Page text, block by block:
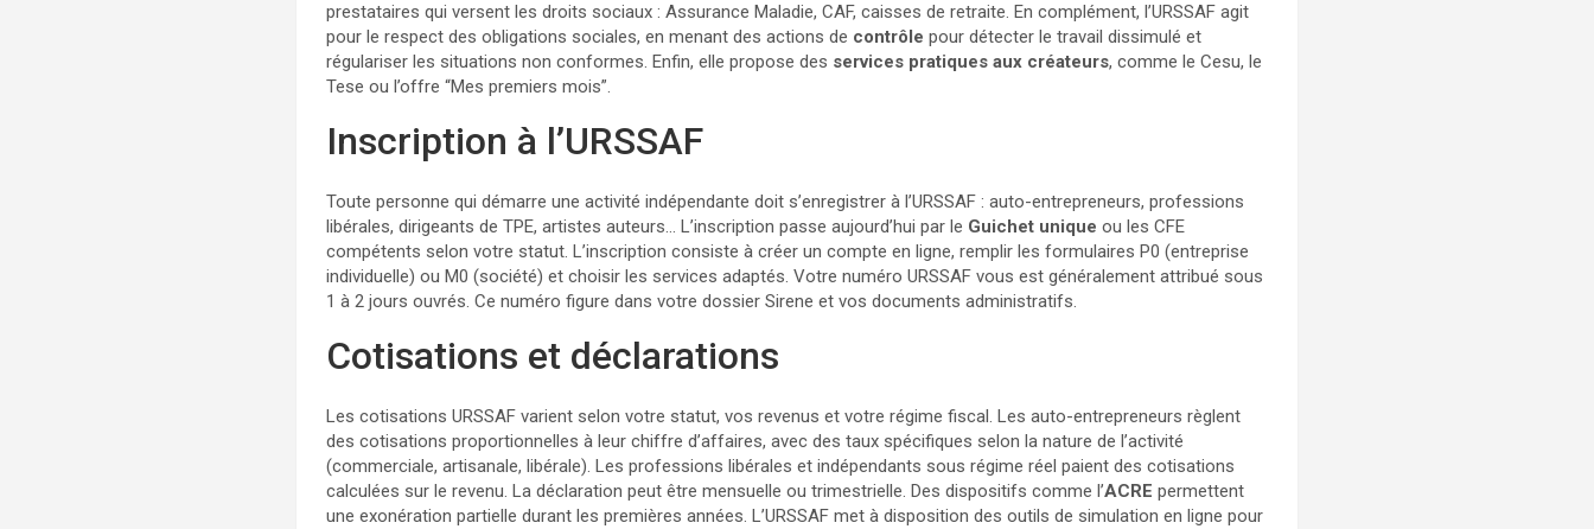
prestataires qui versent les droits sociaux : Assurance Maladie, CAF, caisses de retraite. En complément, l’URSSAF agit
pour le respect des obligations sociales, en menant des actions de contrôle pour détecter le travail dissimulé et
régulariser les situations non conformes. Enfin, elle propose des services pratiques aux créateurs, comme le Cesu, le
Tese ou l’offre “Mes premiers mois”.
Inscription à l’URSSAF
Toute personne qui démarre une activité indépendante doit s’enregistrer à l’URSSAF : auto-entrepreneurs, professions
libérales, dirigeants de TPE, artistes auteurs… L’inscription passe aujourd’hui par le Guichet unique ou les CFE
compétents selon votre statut. L’inscription consiste à créer un compte en ligne, remplir les formulaires P0 (entreprise
individuelle) ou M0 (société) et choisir les services adaptés. Votre numéro URSSAF vous est généralement attribué sous
1 à 2 jours ouvrés. Ce numéro figure dans votre dossier Sirene et vos documents administratifs.
Cotisations et déclarations
Les cotisations URSSAF varient selon votre statut, vos revenus et votre régime fiscal. Les auto-entrepreneurs règlent
des cotisations proportionnelles à leur chiffre d’affaires, avec des taux spécifiques selon la nature de l’activité
(commerciale, artisanale, libérale). Les professions libérales et indépendants sous régime réel paient des cotisations
calculées sur le revenu. La déclaration peut être mensuelle ou trimestrielle. Des dispositifs comme l’ACRE permettent
une exonération partielle durant les premières années. L’URSSAF met à disposition des outils de simulation en ligne pour